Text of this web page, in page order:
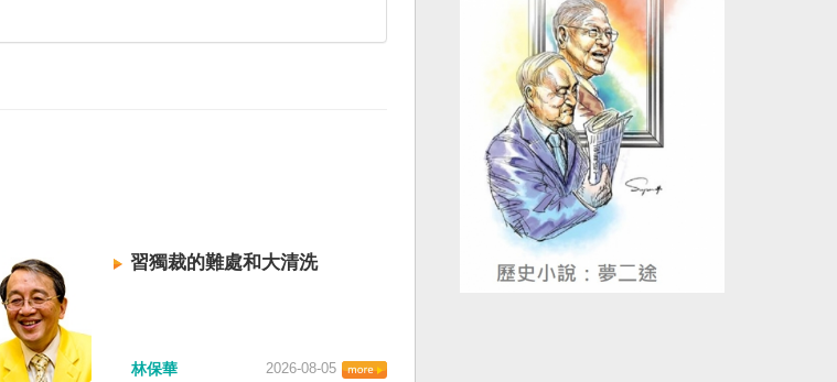
習獨裁的難處和大清洗
林保華 2026-08-05